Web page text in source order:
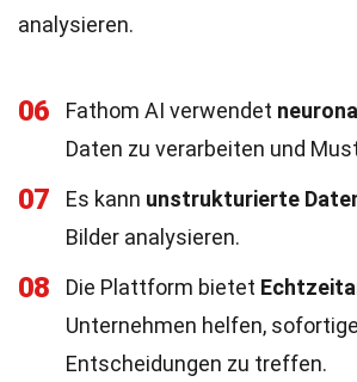
analysieren.
06 Fathom AI verwendet
Daten zu verarbeiten und
07 Es kann unstrukturierte
Bilder analysieren.
08 Die Plattform bietet
Unternehmen helfen, sofortige
Entscheidungen zu treffen.